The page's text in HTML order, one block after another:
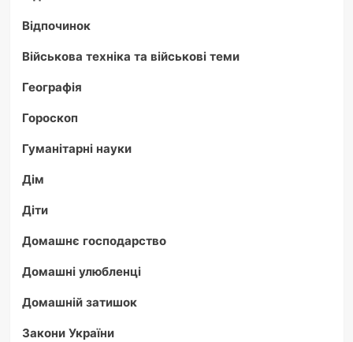
Відпочинок
Військова техніка та військові теми
Географія
Гороскоп
Гуманітарні науки
Дім
Діти
Домашнє господарство
Домашні улюбленці
Домашній затишок
Закони України